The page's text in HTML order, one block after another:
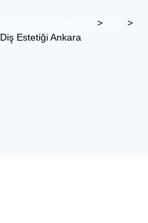
>
>
Diş Estetiği Ankara